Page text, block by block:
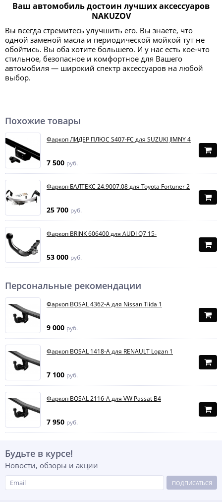
Ваш автомобиль достоин лучших аксессуаров
NAKUZOV
Вы всегда стремитесь улучшить его. Вы знаете, что
одной заменой масла и периодической мойкой тут не
обойтись. Вы оба хотите большего. И у нас есть кое-что
стильное, безопасное и комфортное для Вашего
автомобиля — широкий спектр аксессуаров на любой
выбор.
Похожие товары
Фаркоп ЛИДЕР ПЛЮС S407-FC для SUZUKI JIMNY 4
7 500 руб.
Фаркоп БАЛТЕКС 24.9007.08 для Toyota Fortuner 2
25 700 руб.
Фаркоп BRINK 606400 для AUDI Q7 15-
53 000 руб.
Персональные рекомендации
Фаркоп BOSAL 4362-A для Nissan Tiida 1
9 000 руб.
Фаркоп BOSAL 1418-A для RENAULT Logan 1
7 100 руб.
Фаркоп BOSAL 2116-A для VW Passat B4
7 950 руб.
Будьте в курсе!
Новости, обзоры и акции
ПОДПИСАТЬСЯ